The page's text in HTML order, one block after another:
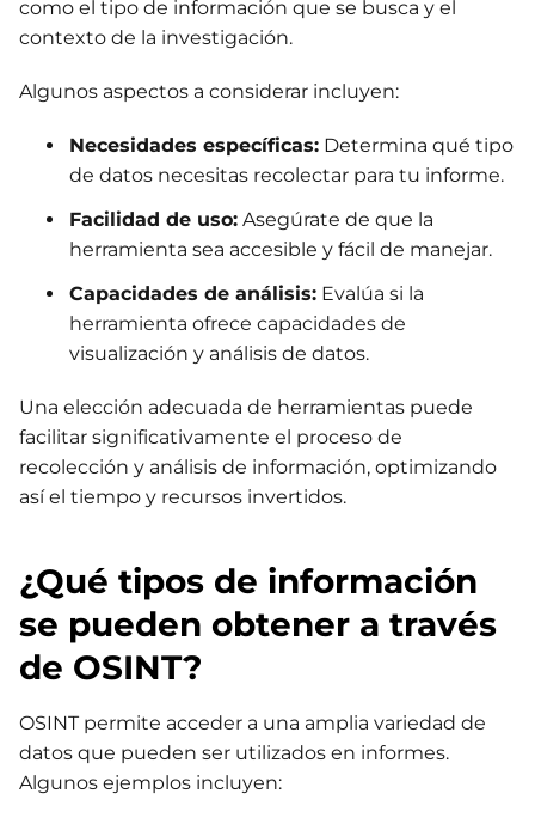
como el tipo de información que se busca y el
contexto de la investigación.
Algunos aspectos a considerar incluyen:
Necesidades específicas: Determina qué tipo
de datos necesitas recolectar para tu informe.
Facilidad de uso: Asegúrate de que la
herramienta sea accesible y fácil de manejar.
Capacidades de análisis: Evalúa si la
herramienta ofrece capacidades de
visualización y análisis de datos.
Una elección adecuada de herramientas puede
facilitar significativamente el proceso de
recolección y análisis de información, optimizando
así el tiempo y recursos invertidos.
¿Qué tipos de información
se pueden obtener a través
de OSINT?
OSINT permite acceder a una amplia variedad de
datos que pueden ser utilizados en informes.
Algunos ejemplos incluyen: